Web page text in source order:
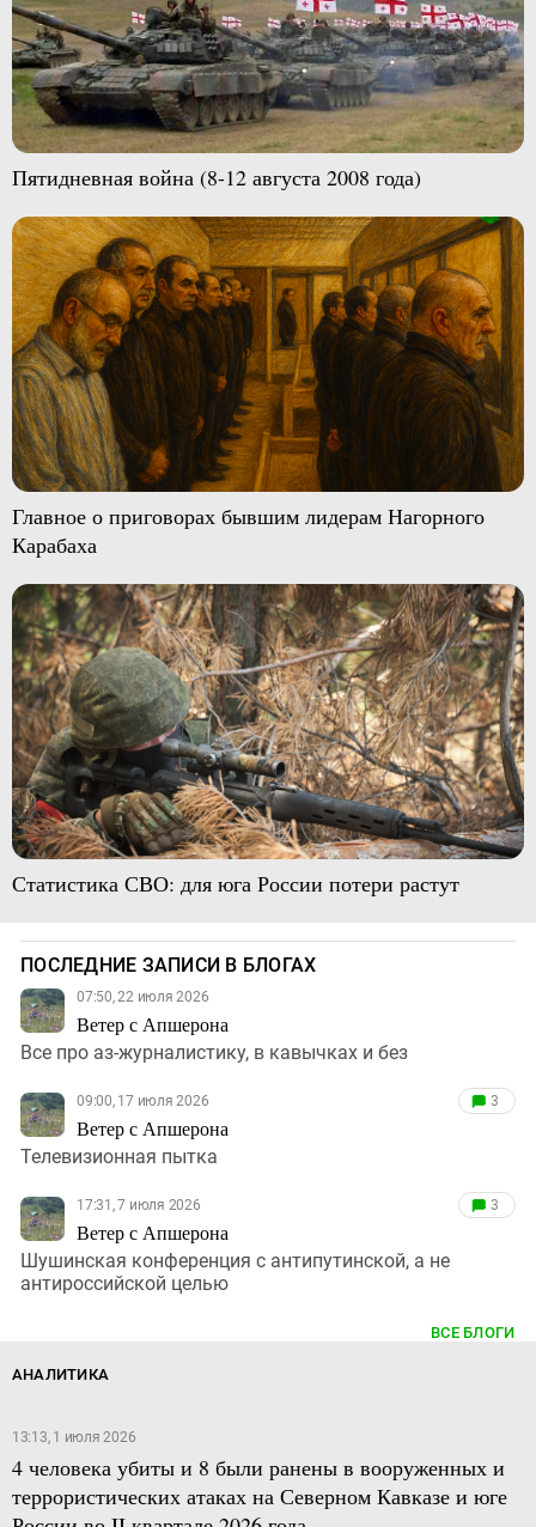
Пятидневная война (8-12 августа 2008 года)
Главное о приговорах бывшим лидерам Нагорного
Карабаха
Статистика СВО: для юга России потери растут
ПОСЛЕДНИЕ ЗАПИСИ В БЛОГАХ
07:50, 22 июля 2026
Ветер с Апшерона
Все про аз-журналистику, в кавычках и без
09:00, 17 июля 2026
Ветер с Апшерона
3
Телевизионная пытка
17:31, 7 июля 2026
Ветер с Апшерона
3
Шушинская конференция с антипутинской, а не
антироссийской целью
ВСЕ БЛОГИ
АНАЛИТИКА
13:13, 1 июля 2026
4 человека убиты и 8 были ранены в вооруженных и
террористических атаках на Северном Кавказе и юге